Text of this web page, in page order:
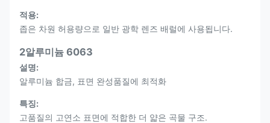
적용:
좁은 차원 허용량으로 일반 광학 렌즈 배럴에 사용됩니다.
2알루미늄 6063
설명:
알루미늄 합금, 표면 완성품질에 최적화
특징:
고품질의 고연소 표면에 적합한 더 얇은 곡물 구조.